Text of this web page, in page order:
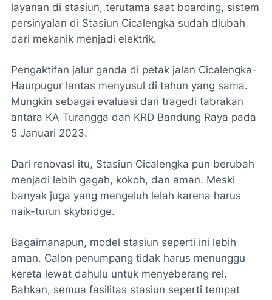
layanan di stasiun, terutama saat boarding, sistem
persinyalan di Stasiun Cicalengka sudah diubah
dari mekanik menjadi elektrik.
Pengaktifan jalur ganda di petak jalan Cicalengka-
Haurpugur lantas menyusul di tahun yang sama.
Mungkin sebagai evaluasi dari tragedi tabrakan
antara KA Turangga dan KRD Bandung Raya pada
5 Januari 2023.
Dari renovasi itu, Stasiun Cicalengka pun berubah
menjadi lebih gagah, kokoh, dan aman. Meski
banyak juga yang mengeluh lelah karena harus
naik-turun skybridge.
Bagaimanapun, model stasiun seperti ini lebih
aman. Calon penumpang tidak harus menunggu
kereta lewat dahulu untuk menyeberang rel.
Bahkan, semua fasilitas stasiun seperti tempat